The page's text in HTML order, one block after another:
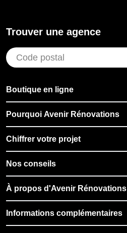
Trouver une agence
Boutique en ligne
Pourquoi Avenir Rénovations
Chiffrer votre projet
Nos conseils
À propos d'Avenir Rénovations
Informations complémentaires